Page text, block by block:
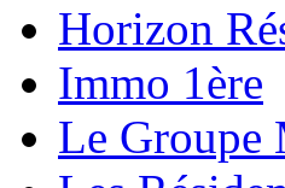
Horizon
Immo 1ère
Le Groupe